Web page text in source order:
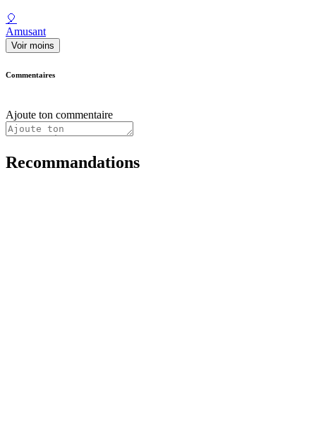
🎈
Amusant
Voir moins
Commentaires
Ajoute ton commentaire
Recommandations